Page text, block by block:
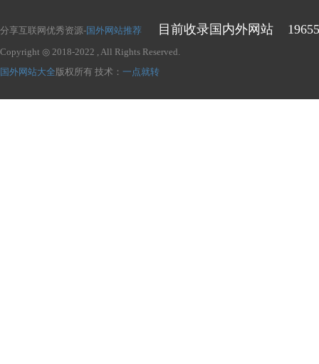
分享互联网优秀资源-国外网站推荐 目前收录国内外网站 19655
Copyright ◎ 2018-2022 , All Rights Reserved.
国外网站大全 版权所有 技术： 一点就转